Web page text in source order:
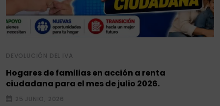
DEVOLUCIÓN DEL IVA
Hogares de familias en acción a renta
ciudadana para el mes de julio 2026.
25 JUNIO, 2026